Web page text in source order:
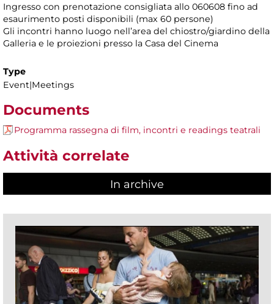
Ingresso con prenotazione consigliata allo 060608 fino ad
esaurimento posti disponibili (max 60 persone)
Gli incontri hanno luogo nellʼarea del chiostro/giardino della
Galleria e le proiezioni presso la Casa del Cinema
Type
Event|Meetings
Documents
Programma rassegna di film, incontri e readings teatrali
Attività correlate
In archive